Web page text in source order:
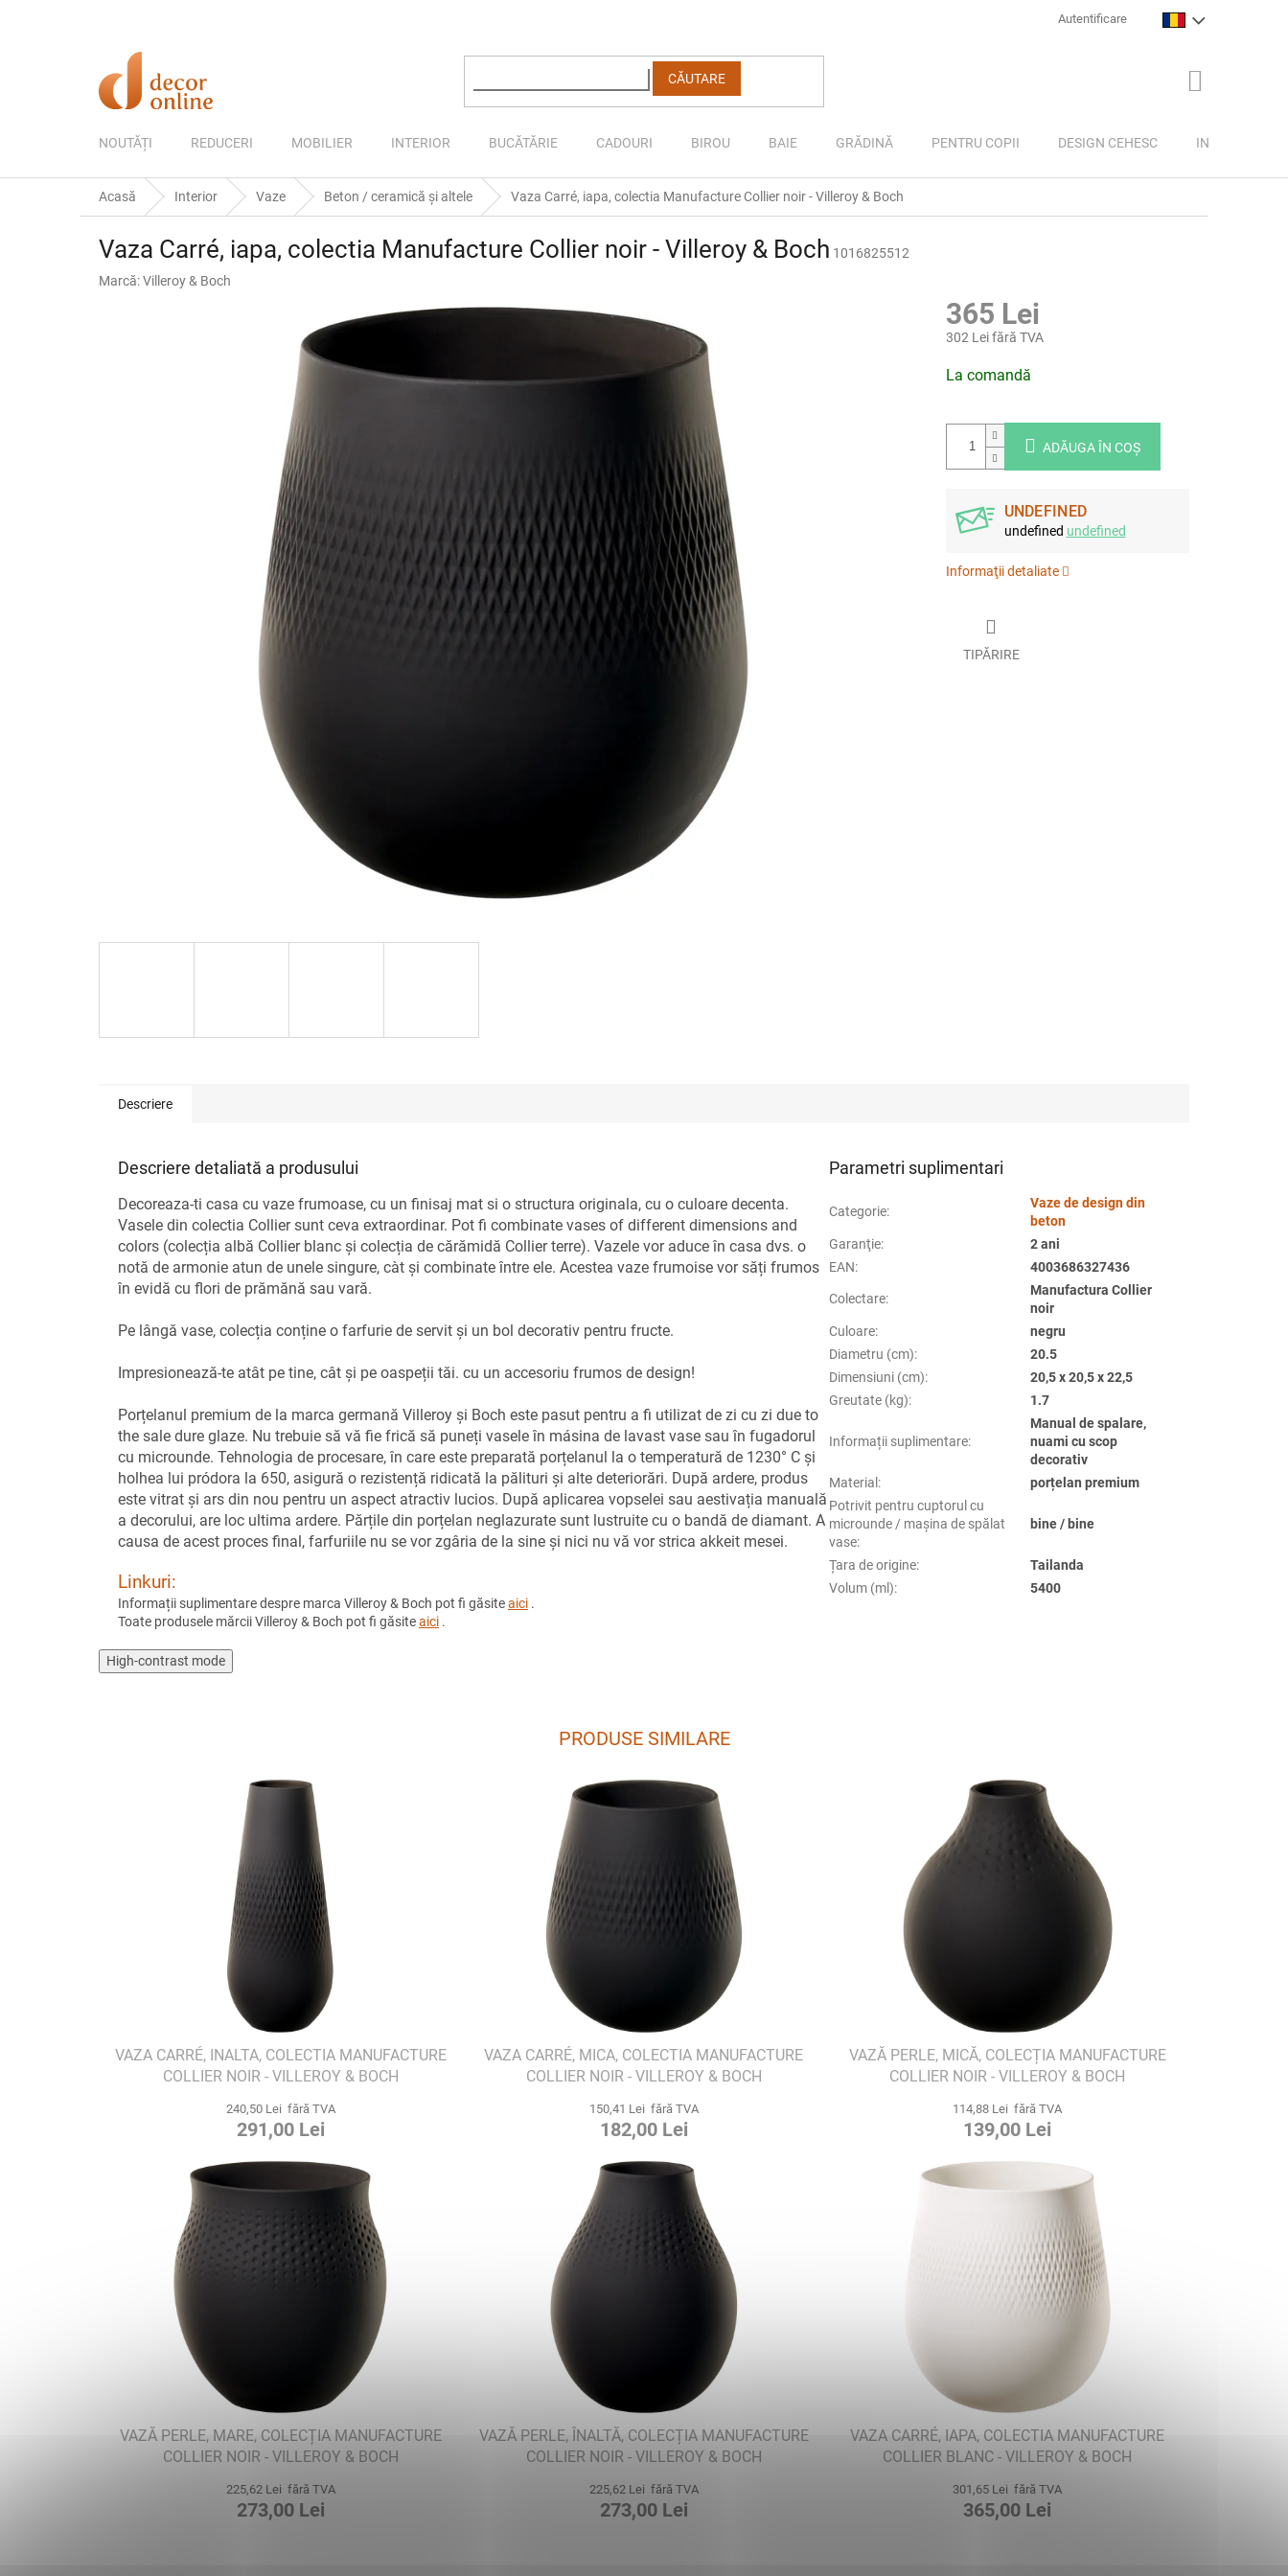
Autentificare
CĂUTARE
NOUTĂȚI REDUCERI MOBILIER INTERIOR BUCĂTĂRIE CADOURI BIROU BAIE GRĂDINĂ PENTRU COPII DESIGN CEHESC INSPIRAȚIE
Acasă Interior Vaze Beton / ceramică și altele Vaza Carré, iapa, colectia Manufacture Collier noir - Villeroy & Boch
Vaza Carré, iapa, colectia Manufacture Collier noir - Villeroy & Boch 1016825512
Marcă:Villeroy & Boch
365 Lei
302 Lei fără TVA
preţ:
La comandă
ADĂUGA ÎN COŞ
UNDEFINED
undefined undefined
Informaţii detaliate
TIPĂRIRE
Descriere
Descriere detaliată a produsului
Decoreaza-ti casa cu vaze frumoase, cu un finisaj mat si o structura originala, cu o culoare decenta.
Vasele din colectia Collier sunt ceva extraordinar. Pot fi combinate vases of different dimensions and
colors (colecția albă Collier blanc și colecția de cărămidă Collier terre). Vazele vor aduce în casa dvs. o
notă de armonie atun de unele singure, càt și combinate între ele. Acestea vaze frumoise vor săți frumos
în evidă cu flori de prămănă sau vară.
Pe lângă vase, colecția conține o farfurie de servit și un bol decorativ pentru fructe.
Impresionează-te atât pe tine, cât și pe oaspeții tăi. cu un accesoriu frumos de design!
Porțelanul premium de la marca germană Villeroy și Boch este pasut pentru a fi utilizat de zi cu zi due to
the sale dure glaze. Nu trebuie să vă fie frică să puneți vasele în másina de lavast vase sau în fugadorul
cu microunde. Tehnologia de procesare, în care este preparată porțelanul la o temperatură de 1230° C și
holhea lui pródora la 650, asigură o rezistență ridicată la pălituri și alte deteriorări. După ardere, produs
este vitrat și ars din nou pentru un aspect atractiv lucios. După aplicarea vopselei sau aestivația manuală
a decorului, are loc ultima ardere. Părțile din porțelan neglazurate sunt lustruite cu o bandă de diamant. A
causa de acest proces final, farfuriile nu se vor zgâria de la sine și nici nu vă vor strica akkeit mesei.
Linkuri:
Informații suplimentare despre marca Villeroy & Boch pot fi găsiteaici .
Toate produsele mărcii Villeroy & Boch pot fi găsiteaici .
Parametri suplimentari
Categorie:
Vaze de design din
beton
Garanţie:
2 ani
EAN: 4003686327436
Colectare:
Manufactura Collier
noir
Culoare:
negru
Diametru (cm):
20.5
Dimensiuni (cm):
20,5 x 20,5 x 22,5
Greutate (kg): 1.7
Informații suplimentare:
Manual de spalare,
nuami cu scop
decorativ
Material :
porțelan premium
Potrivit pentru cuptorul cu
microunde / mașina de spălat
vase:
bine / bine
Țara de origine:
Tailanda
Volum (ml): 5400
High-contrast mode
PRODUSE SIMILARE
VAZA CARRÉ, INALTA, COLECTIA MANUFACTURE
COLLIER NOIR - VILLEROY & BOCH
240,50 Lei fără TVA
291,00 Lei
VAZA CARRÉ, MICA, COLECTIA MANUFACTURE
COLLIER NOIR - VILLEROY & BOCH
150,41 Lei fără TVA
182,00 Lei
VAZĂ PERLE, MICĂ, COLECȚIA MANUFACTURE
COLLIER NOIR - VILLEROY & BOCH
114,88 Lei fără TVA
139,00 Lei
VAZĂ PERLE, MARE, COLECȚIA MANUFACTURE
COLLIER NOIR - VILLEROY & BOCH
225,62 Lei fără TVA
273,00 Lei
VAZĂ PERLE, ÎNALTĂ, COLECȚIA MANUFACTURE
COLLIER NOIR - VILLEROY & BOCH
225,62 Lei fără TVA
273,00 Lei
VAZA CARRÉ, IAPA, COLECTIA MANUFACTURE
COLLIER BLANC - VILLEROY & BOCH
301,65 Lei fără TVA
365,00 Lei